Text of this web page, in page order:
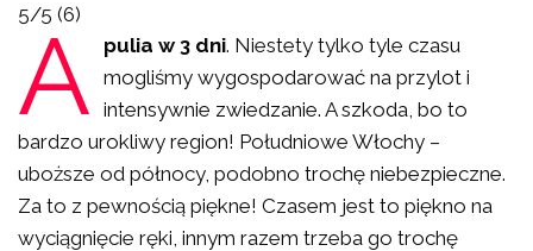
5/5 (6)
A pulia w 3 dni. Niestety tylko tyle czasu
mogliśmy wygospodarować na przylot i
intensywnie zwiedzanie. A szkoda, bo to
bardzo urokliwy region! Południowe Włochy –
uboższe od północy, podobno trochę niebezpieczne.
Za to z pewnością piękne! Czasem jest to piękno na
wyciągnięcie ręki, innym razem trzeba go trochę